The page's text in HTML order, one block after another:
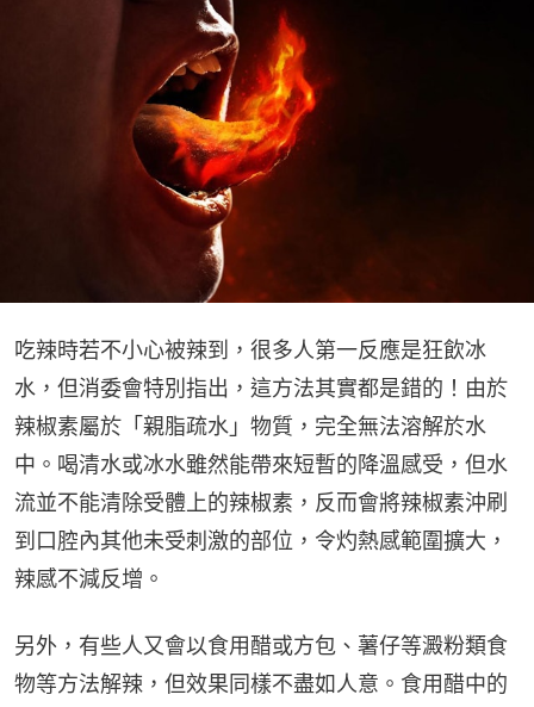
吃辣時若不小心被辣到，很多人第一反應是狂飲冰
水，但消委會特別指出，這方法其實都是錯的！由於
辣椒素屬於「親脂疏水」物質，完全無法溶解於水
中。喝清水或冰水雖然能帶來短暫的降溫感受，但水
流並不能清除受體上的辣椒素，反而會將辣椒素沖刷
到口腔內其他未受刺激的部位，令灼熱感範圍擴大，
辣感不減反增。
另外，有些人又會以食用醋或方包、薯仔等澱粉類食
物等方法解辣，但效果同樣不盡如人意。食用醋中的